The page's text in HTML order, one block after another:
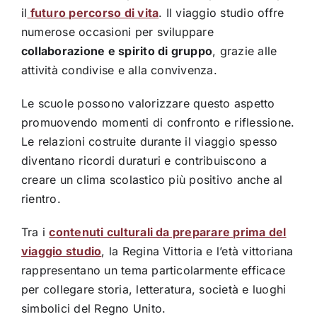
il futuro percorso di vita. Il viaggio studio offre
numerose occasioni per sviluppare
collaborazione e spirito di gruppo, grazie alle
attività condivise e alla convivenza.
Le scuole possono valorizzare questo aspetto
promuovendo momenti di confronto e riflessione.
Le relazioni costruite durante il viaggio spesso
diventano ricordi duraturi e contribuiscono a
creare un clima scolastico più positivo anche al
rientro.
Tra icontenuti culturali da preparare prima del
viaggio studio, la Regina Vittoria e l’età vittoriana
rappresentano un tema particolarmente efficace
per collegare storia, letteratura, società e luoghi
simbolici del Regno Unito.